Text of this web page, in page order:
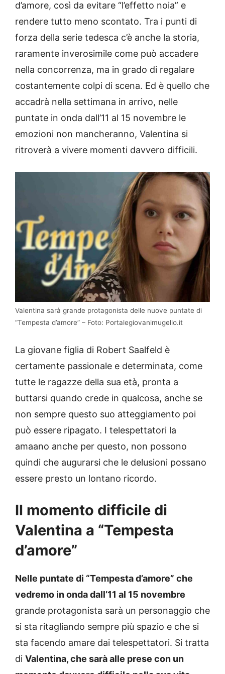
d’amore, così da evitare “l’effetto noia” e
rendere tutto meno scontato. Tra i punti di
forza della serie tedesca c’è anche la storia,
raramente inverosimile come può accadere
nella concorrenza, ma in grado di regalare
costantemente colpi di scena. Ed è quello che
accadrà nella settimana in arrivo, nelle
puntate in onda dall’11 al 15 novembre le
emozioni non mancheranno, Valentina si
ritroverà a vivere momenti davvero difficili.
Valentina sarà grande protagonista delle nuove puntate di
“Tempesta d’amore” – Foto: Portalegiovanimugello.it
La giovane figlia di Robert Saalfeld è
certamente passionale e determinata, come
tutte le ragazze della sua età, pronta a
buttarsi quando crede in qualcosa, anche se
non sempre questo suo atteggiamento poi
può essere ripagato. I telespettatori la
amaano anche per questo, non possono
quindi che augurarsi che le delusioni possano
essere presto un lontano ricordo.
Il momento difficile di
Valentina a “Tempesta
d’amore”
Nelle puntate di “Tempesta d’amore” che
vedremo in onda dall’11 al 15 novembre
grande protagonista sarà un personaggio che
si sta ritagliando sempre più spazio e che si
sta facendo amare dai telespettatori. Si tratta
di Valentina, che sarà alle prese con un